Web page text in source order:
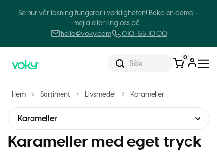
Se hur vår lösning fungerar i verkligheten! Boka en demo –
mejla eller ring oss på:
hello@voky.com
010-155 10 00
Sök
0
Hem Sortiment Livsmedel Karameller
Karameller
Karameller med eget tryck